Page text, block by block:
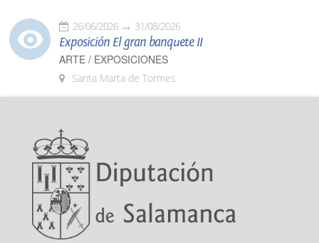
26/06/2026 31/08/2026
Exposición El gran banquete II
ARTE / EXPOSICIONES
Santa Marta de Tormes